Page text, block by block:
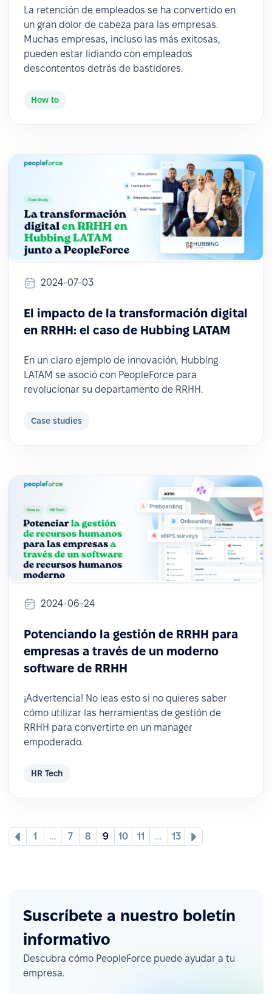
La retención de empleados se ha convertido en
un gran dolor de cabeza para las empresas.
Muchas empresas, incluso las más exitosas,
pueden estar lidiando con empleados
descontentos detrás de bastidores.
How to
2024-07-03
El impacto de la transformación digital
en RRHH: el caso de Hubbing LATAM
En un claro ejemplo de innovación, Hubbing
LATAM se asoció con PeopleForce para
revolucionar su departamento de RRHH.
Case studies
2024-06-24
Potenciando la gestión de RRHH para
empresas a través de un moderno
software de RRHH
¡Advertencia! No leas esto si no quieres saber
cómo utilizar las herramientas de gestión de
RRHH para convertirte en un manager
empoderado.
HR Tech
1 ... 7 8 9 10 11 ... 13
Suscríbete a nuestro boletín
informativo
Descubra cómo PeopleForce puede ayudar a tu
empresa.